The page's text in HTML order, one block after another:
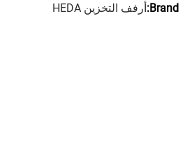
Brand: أرفف التخزين HEDA